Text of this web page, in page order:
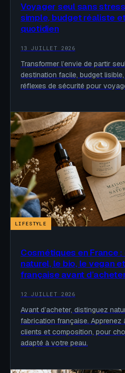
Voyager seul sans
simple, budget réaliste
quotidien
13 JUILLET 2026
Transformer l’envie de partir
destination facile, budget
réflexes de sécurité pour
LIFESTYLE
Cosmétiques en France
naturel, le bio, le vegan
française avant
12 JUILLET 2026
Avant d’acheter, distinguez
fabrication française. Apprenez
clients et composition, pour
adapté à votre peau.